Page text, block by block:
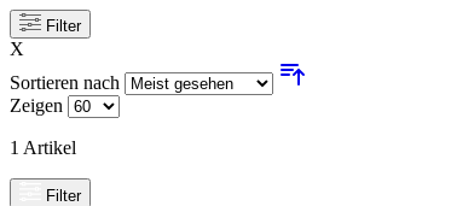
Filter
X
Sortieren nach
Zeigen
1 Artikel
Filter